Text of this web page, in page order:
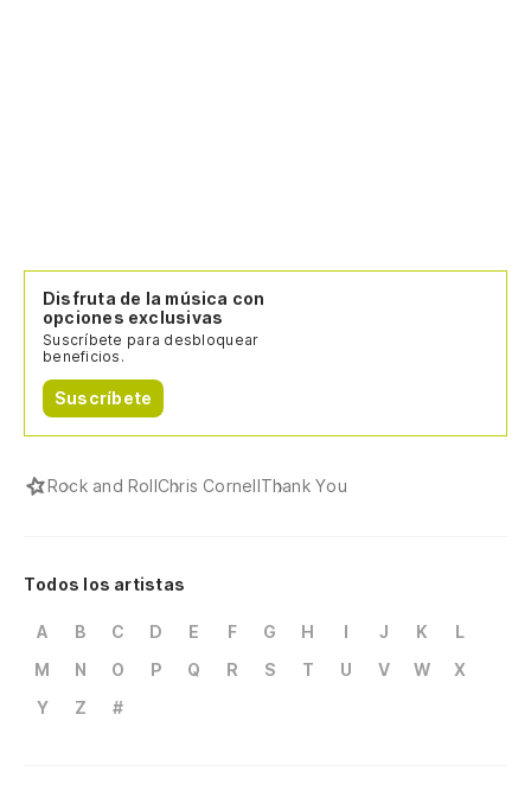
Disfruta de la música con
opciones exclusivas
Suscríbete para desbloquear
beneficios.
Suscríbete
Rock and RollChris CornellThank You
Todos los artistas
A B C D E F G H I J K
L
M
N O P Q R S T U V W
X
Y
Z #